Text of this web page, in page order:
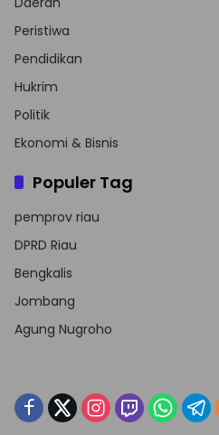
Peristiwa
Pendidikan
Hukrim
Politik
Ekonomi & Bisnis
Populer Tag
pemprov riau
DPRD Riau
Bengkalis
Jombang
Agung Nugroho